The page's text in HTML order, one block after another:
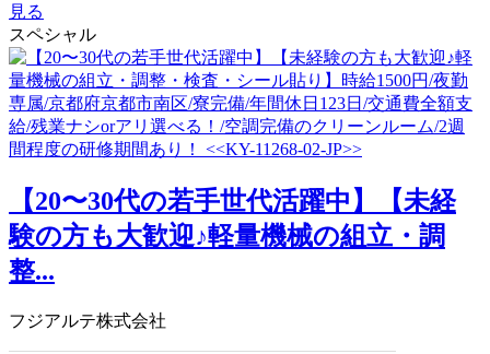
見る
スペシャル
【20〜30代の若手世代活躍中】【未経
験の方も大歓迎♪軽量機械の組立・調
整...
フジアルテ株式会社